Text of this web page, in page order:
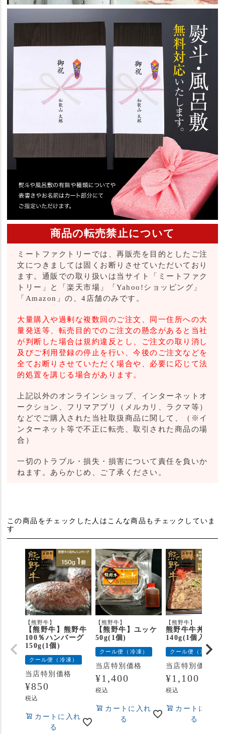
商品の転売禁止について
ミートファクトリーでは、再販売を目的としたご注
文につきましては固くお断りさせていただいており
ます。通販での取り扱いは当サイト「ミートファク
トリー」と「楽天市場」「Yahoo!ショッピング」
「Amazon」の、4店舗のみです。
大量購入や過剰な複数回のご注文、同一住所への大
量発送等、転売目的でのご注文の懸念があると当社
が判断した場合は規約違反とし、ご注文の取り消し
及びご利用登録の停止を行い、今後のご注文などを
全てお断りさせていただく場合や、必要に応じて法
的処置を講じる場合があります。
上記以外のオンラインショップ、インターネットオ
ークション、フリマアプリ（メルカリ、ラクマ等）
などでご購入された当社取扱商品に関して、（※イ
ンターネット等で不正に転売、取引された商品の場
合）
一切のトラブル・損失・損害について責任を負いか
ねます。あらかじめ、ご了承ください。
この商品をチェックした人はこんな商品もチェックしていま
す
【熊野牛】
【熊野牛】熊野牛
100％ハンバーグ
150g(1個)
クール便（冷凍）
当店特別価格
¥850
税込
カートに入れ
る
【熊野牛】
【熊野牛】ユッケ
50g(1個)
クール便（冷凍）
当店特別価格
¥1,400
税込
カートに入れ
る
【熊野牛】
熊野牛牛丼の具
140g(1個入り)
クール便（冷凍）
当店特別価格
¥1,100
税込
カートに入れ
る